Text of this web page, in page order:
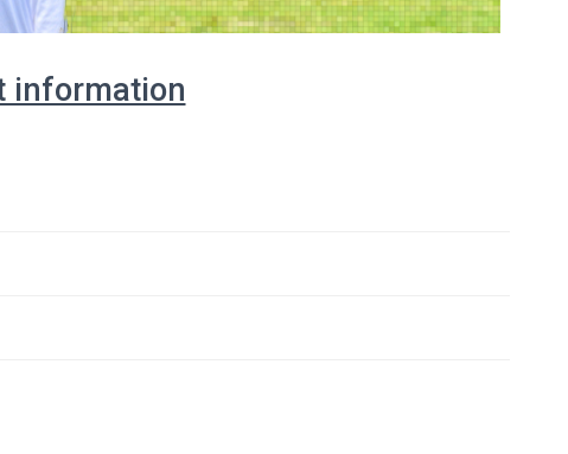
information